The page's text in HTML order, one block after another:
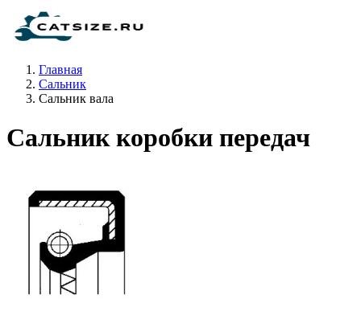
Главная
Сальник
Сальник вала
Сальник коробки передач